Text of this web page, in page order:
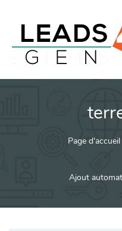
Page d'accueil
Ajout